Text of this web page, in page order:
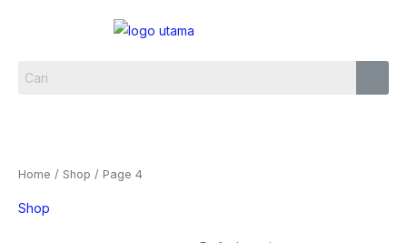
Home / Shop / Page 4
Shop